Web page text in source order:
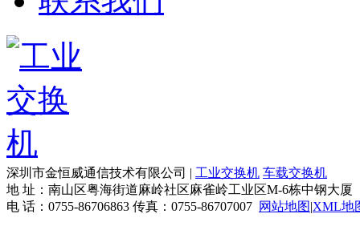
深圳市金恒威通信技术有限公司 | 工业交换机 车载交换机
地 址：南山区粤海街道麻岭社区麻雀岭工业区M-6栋中钢大厦
电 话：0755-86706863 传真：0755-86707007 网站地图|XML地